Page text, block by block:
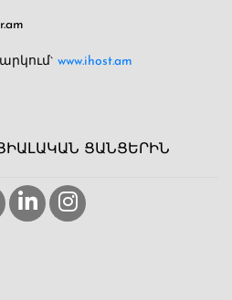
www.ihost.am
ՑԱՆՑԵՐԻՆ